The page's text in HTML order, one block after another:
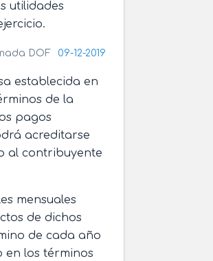
utilidades
DOF 09-12-2019
establecida en
de la
pagos
acreditarse
al contribuyente
mensuales
de dichos
de cada año
los términos